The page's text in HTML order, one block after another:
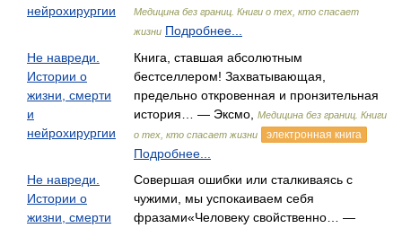
нейрохирургии
Медицина без границ. Книги о тех, кто спасает
жизни Подробнее...
Не навреди.
Истории о
жизни, смерти
и
нейрохирургии
Книга, ставшая абсолютным
бестселлером! Захватывающая,
предельно откровенная и пронзительная
история… — Эксмо,
Медицина без границ. Книги
о тех, кто спасает жизни
электронная книга
Подробнее...
Не навреди.
Истории о
жизни, смерти
Совершая ошибки или сталкиваясь с
чужими, мы успокаиваем себя
фразами«Человеку свойственно… —